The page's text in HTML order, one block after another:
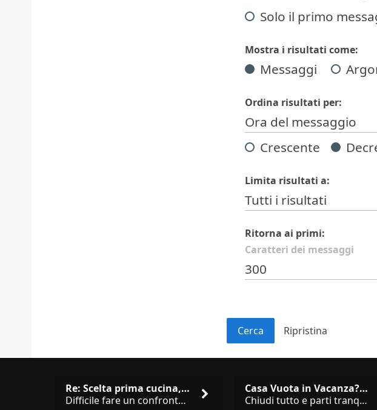
Solo il primo
Mostra i risultati come:
Messaggi
Ordina risultati per:
Ora del messaggio
Crescente
Limita risultati a:
Tutti i risultati
Ritorna ai primi:
Caratteri dei messaggi
300
Re: Scelta prima cucina, Modu…
Difficile fare un confronto! Da Veneta hai aggiunto i pensili a tutta altezza e una colonna dispensa da 30, che da soli
Casa Vuota in Vacanza? I 3 Er…
Chiudi tutto e parti tranquillo? Sbagliato. Ci sono 3 comportamenti che dicono ai ladri &quot;sono via per due settimane